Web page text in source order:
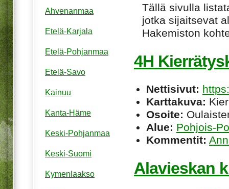
Tällä sivulla
jotka sijaitsevat
Hakemiston
4H
Nettisivut:
Karttakuva:
Osoite:
Alue: Pohjois-
Kommentit:
Alavieskan
Ahvenanmaa
Etelä-Karjala
Etelä-Pohjanmaa
Etelä-Savo
Kainuu
Kanta-Häme
Keski-Pohjanmaa
Keski-Suomi
Kymenlaakso